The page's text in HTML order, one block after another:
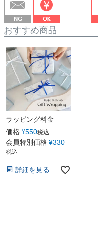
おすすめ商品
ラッピング料金
価格 ¥550税込
会員特別価格 ¥330
税込
詳細を見る